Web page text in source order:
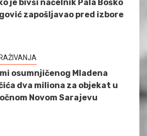
je bivši načelnik Pala Boško
zapošljavao pred izbore
osumnjičenog Mladena
dva miliona za objekat u
Novom Sarajevu